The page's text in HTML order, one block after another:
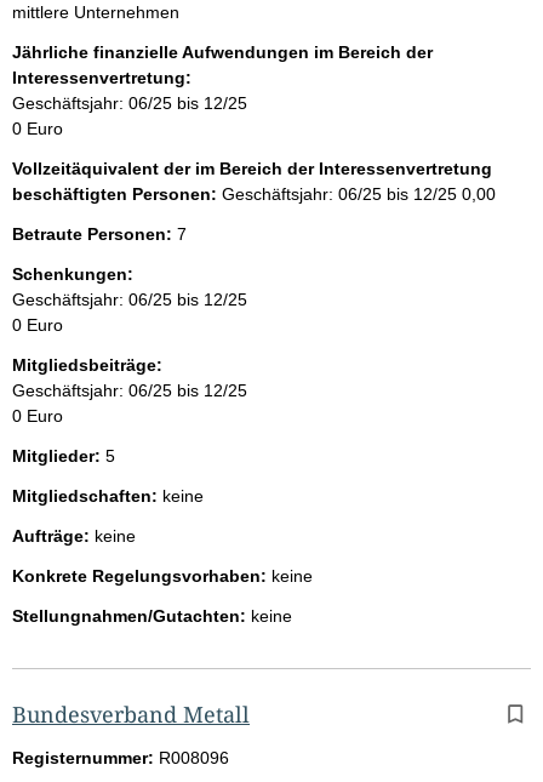
mittlere Unternehmen
Jährliche finanzielle Aufwendungen im Bereich der
Interessenvertretung:
Geschäftsjahr: 06/25 bis 12/25
0 Euro
Vollzeitäquivalent der im Bereich der Interessenvertretung
beschäftigten Personen: Geschäftsjahr: 06/25 bis 12/25 0,00
Betraute Personen: 7
Schenkungen:
Geschäftsjahr: 06/25 bis 12/25
0 Euro
Mitgliedsbeiträge:
Geschäftsjahr: 06/25 bis 12/25
0 Euro
Mitglieder: 5
Mitgliedschaften: keine
Aufträge: keine
Konkrete Regelungsvorhaben: keine
Stellungnahmen/Gutachten: keine
Bundesverband Metall
Registernummer: R008096